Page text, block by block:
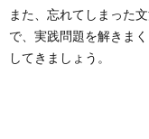
また、忘れてしまった
で、実践問題を解きま
してきましょう。